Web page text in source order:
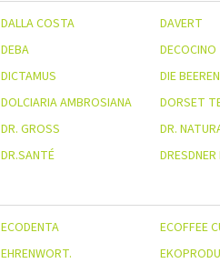
DALLA COSTA
DAVERT
DEBA
DECOCINO
DICTAMUS
DIE
DOLCIARIA AMBROSIANA
DORSET
DR. GROSS
DR.
DR.SANTÉ
ECODENTA
ECOFFEE
EHRENWORT.